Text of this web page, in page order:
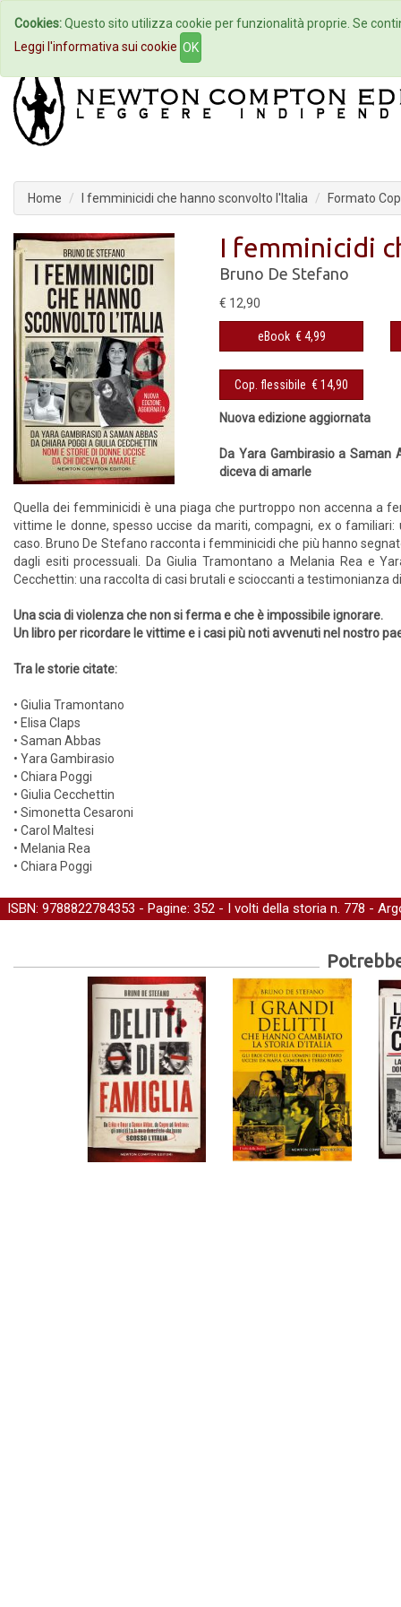
Home Autori Eventi
Home I femminicidi che hanno sconvolto l'Italia Formato
I femminicidi
Bruno De Stefano
€ 12,90
eBook € 4,99
Cop. flessibile € 14,90
Nuova edizione aggiornata
Da Yara Gambirasio a Saman
diceva di amarle
Quella dei femminicidi è una piaga che purtroppo non accenna a
vittime le donne, spesso uccise da mariti, compagni, ex o
caso. Bruno De Stefano racconta i femminicidi che più hanno
dagli esiti processuali. Da Giulia Tramontano a Melania Rea e
Cecchettin: una raccolta di casi brutali e scioccanti a
Una scia di violenza che non si ferma e che è impossibile ignorare.
Un libro per ricordare le vittime e i casi più noti avvenuti nel nostro
Tra le storie citate:
• Giulia Tramontano
• Elisa Claps
• Saman Abbas
• Yara Gambirasio
• Chiara Poggi
• Giulia Cecchettin
• Simonetta Cesaroni
• Carol Maltesi
• Melania Rea
• Chiara Poggi
ISBN: 9788822784353 - Pagine: 352 - I volti della storia n. 778 -
Cookies:Questo sito utilizza cookie per funzionalità proprie. Se
Leggi l'informativa sui cookie OK